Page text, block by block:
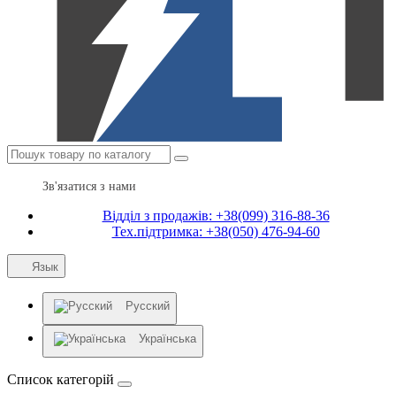
Зв'язатися з нами
Відділ з продажів: +38(099) 316-88-36
Тех.підтримка: +38(050) 476-94-60
Язык
Русский
Українська
Список категорій